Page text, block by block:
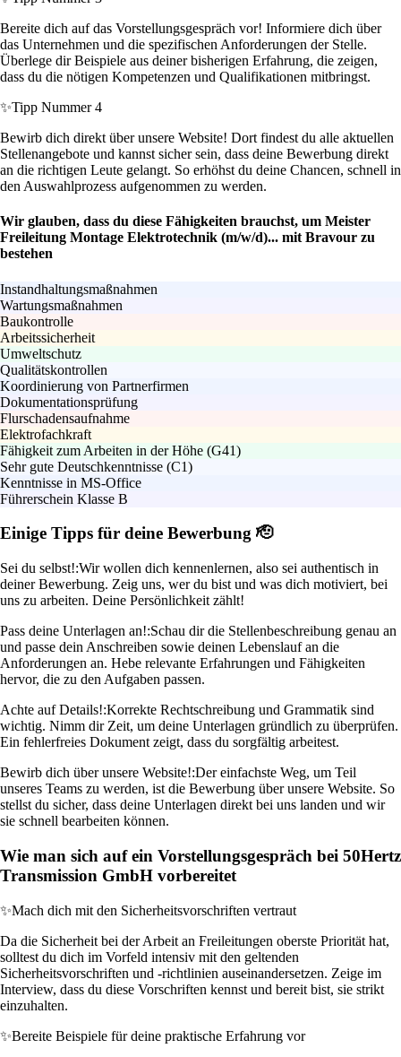
Bereite dich auf das Vorstellungsgespräch vor! Informiere dich über
das Unternehmen und die spezifischen Anforderungen der Stelle.
Überlege dir Beispiele aus deiner bisherigen Erfahrung, die zeigen,
dass du die nötigen Kompetenzen und Qualifikationen mitbringst.
✨Tipp Nummer 4
Bewirb dich direkt über unsere Website! Dort findest du alle aktuellen
Stellenangebote und kannst sicher sein, dass deine Bewerbung direkt
an die richtigen Leute gelangt. So erhöhst du deine Chancen, schnell in
den Auswahlprozess aufgenommen zu werden.
Wir glauben, dass du diese Fähigkeiten brauchst, um Meister
Freileitung Montage Elektrotechnik (m/w/d)... mit Bravour zu
bestehen
Instandhaltungsmaßnahmen
Wartungsmaßnahmen
Baukontrolle
Arbeitssicherheit
Umweltschutz
Qualitätskontrollen
Koordinierung von Partnerfirmen
Dokumentationsprüfung
Flurschadensaufnahme
Elektrofachkraft
Fähigkeit zum Arbeiten in der Höhe (G41)
Sehr gute Deutschkenntnisse (C1)
Kenntnisse in MS-Office
Führerschein Klasse B
Einige Tipps für deine Bewerbung 🫡
Sei du selbst!:Wir wollen dich kennenlernen, also sei authentisch in
deiner Bewerbung. Zeig uns, wer du bist und was dich motiviert, bei
uns zu arbeiten. Deine Persönlichkeit zählt!
Pass deine Unterlagen an!:Schau dir die Stellenbeschreibung genau an
und passe dein Anschreiben sowie deinen Lebenslauf an die
Anforderungen an. Hebe relevante Erfahrungen und Fähigkeiten
hervor, die zu den Aufgaben passen.
Achte auf Details!:Korrekte Rechtschreibung und Grammatik sind
wichtig. Nimm dir Zeit, um deine Unterlagen gründlich zu überprüfen.
Ein fehlerfreies Dokument zeigt, dass du sorgfältig arbeitest.
Bewirb dich über unsere Website!:Der einfachste Weg, um Teil
unseres Teams zu werden, ist die Bewerbung über unsere Website. So
stellst du sicher, dass deine Unterlagen direkt bei uns landen und wir
sie schnell bearbeiten können.
Wie man sich auf ein Vorstellungsgespräch bei 50Hertz
Transmission GmbH vorbereitet
✨Mach dich mit den Sicherheitsvorschriften vertraut
Da die Sicherheit bei der Arbeit an Freileitungen oberste Priorität hat,
solltest du dich im Vorfeld intensiv mit den geltenden
Sicherheitsvorschriften und -richtlinien auseinandersetzen. Zeige im
Interview, dass du diese Vorschriften kennst und bereit bist, sie strikt
einzuhalten.
✨Bereite Beispiele für deine praktische Erfahrung vor